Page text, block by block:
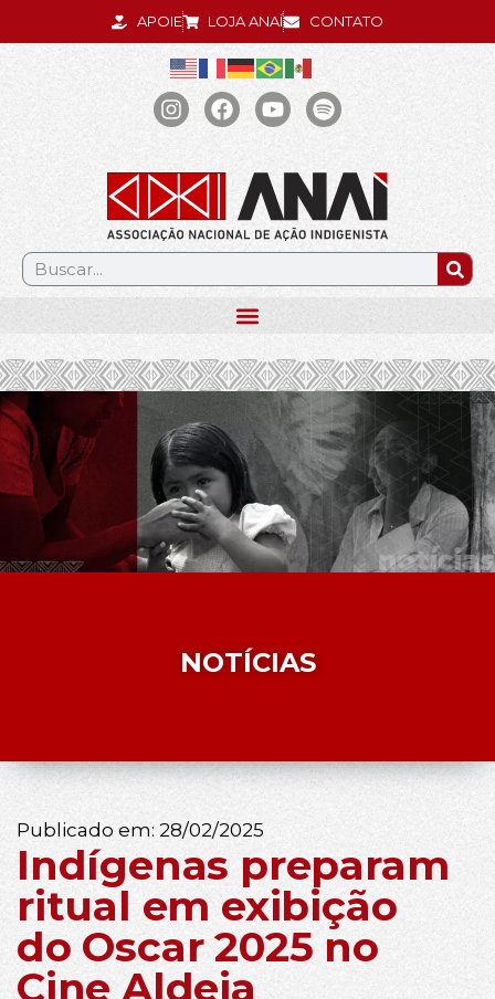
APOIE LOJA ANAÍ CONTATO
.
NOTÍCIAS
Publicado em: 28/02/2025
Indígenas preparam
ritual em exibição
do Oscar 2025 no
Cine Aldeia